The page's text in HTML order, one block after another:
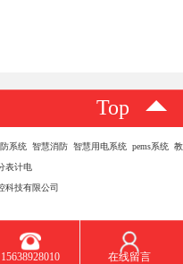
Top
系统 智慧消防 智慧用电系统 pems系统 教
表计电
科技有限公司
15638928010 在线留言